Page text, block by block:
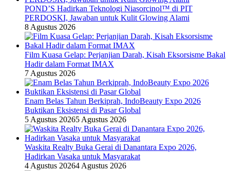
POND’S Hadirkan Teknologi Niasorcinol™ di PIT
PERDOSKI, Jawaban untuk Kulit Glowing Alami
8 Agustus 2026
Film Kuasa Gelap: Perjanjian Darah, Kisah Eksorsisme Bakal
Hadir dalam Format IMAX
7 Agustus 2026
Enam Belas Tahun Berkiprah, IndoBeauty Expo 2026
Buktikan Eksistensi di Pasar Global
5 Agustus 20265 Agustus 2026
Waskita Realty Buka Gerai di Danantara Expo 2026,
Hadirkan Vasaka untuk Masyarakat
4 Agustus 20264 Agustus 2026